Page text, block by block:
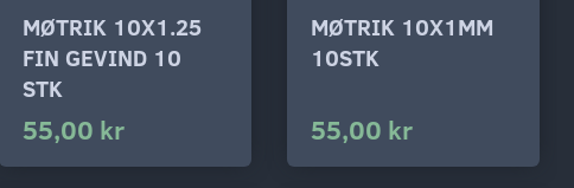
MØTRIK 10X1.25
FIN GEVIND 10
STK
55,00 kr
MØTRIK 10X1MM
10STK
55,00 kr